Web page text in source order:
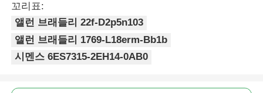
꼬리표:
앨런 브래들리 22f-D2p5n103
앨런 브래들리 1769-L18erm-Bb1b
시멘스 6ES7315-2EH14-0AB0